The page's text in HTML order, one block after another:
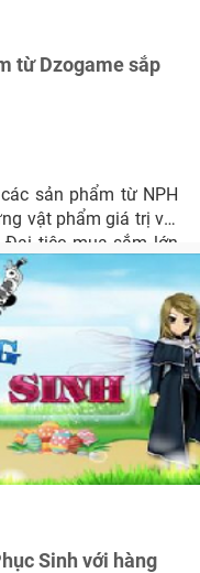
từ Dzogame sắp
sản phẩm từ NPH
vật phẩm giá trị với
tiệc mua sắm lớn
Sinh với hàng